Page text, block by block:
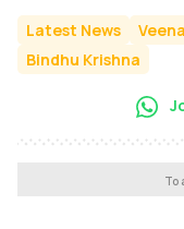
Latest News
Bindhu Krishna
To